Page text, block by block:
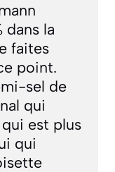
dans la
faites
point.
sel de
qui
est plus
qui